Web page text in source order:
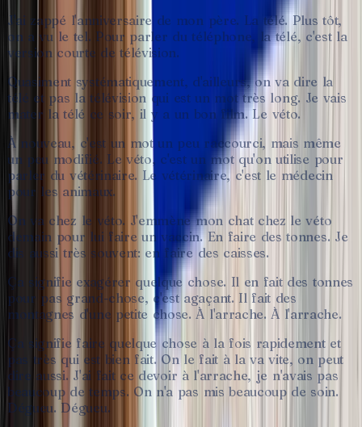
J'ai zappé l'anniversaire de mon père. La télé. Plus tôt,
on a vu le tel. Pour parler du téléphone, la télé, c'est la
version courte de télévision.
Quasiment systématiquement, d'ailleurs, on va dire la
télé et pas la télévision qui est un mot très long. Je vais
mater la télé ce soir, il y a un bon film. Le véto.
À nouveau, c'est un mot un peu raccourci, mais même
un peu modifié. Le véto, c'est un mot qu'on utilise pour
parler du vétérinaire. Le vétérinaire, c'est le médecin
pour les animaux.
On va chez le véto. J'emmène mon chat chez le véto
demain pour lui faire un vaccin. En faire des tonnes. Je
dis aussi très souvent: en faire des caisses.
Ça signifie exagérer quelque chose. Il en fait des tonnes
pour pas grand-chose, c'est agaçant. Il fait des
montagnes d'une petite chose. À l'arrache. À l'arrache.
Ça
signifie faire quelque chose à la fois rapidement et
pas
très qui est bien fait. On le fait à la va vite, on peut
dire
aussi. J'ai fait ce devoir à l'arrache, je n'avais pas
beaucoup de temps. On n'a pas mis beaucoup de soin.
Dégueu. Dégueu.